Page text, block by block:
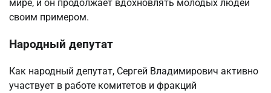
мире, и он продолжает вдохновлять молодых людей
своим примером.
Народный депутат
Как народный депутат, Сергей Владимирович активно
участвует в работе комитетов и фракций